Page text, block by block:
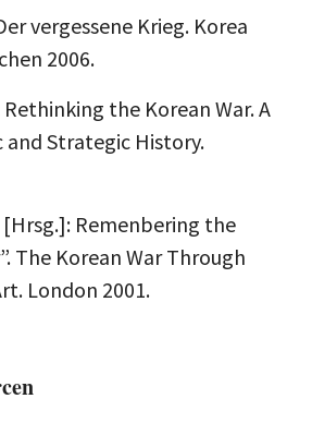
vergessene Krieg. Korea
2006.
the Korean War. A
Strategic History.
[Hrsg.]: Remenbering the
The Korean War Through
London 2001.